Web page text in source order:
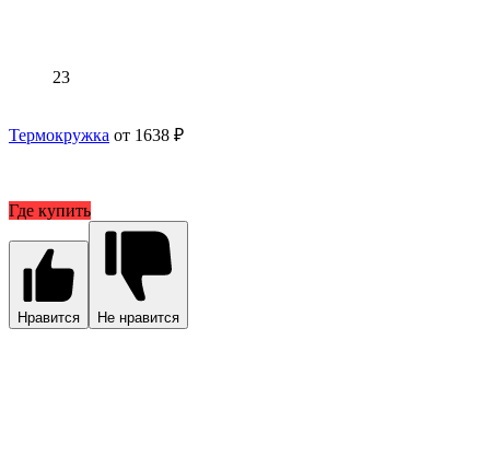
23
Термокружка от 1638 ₽
Где купить
Нравится Не нравится